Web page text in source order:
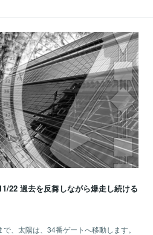
22 過去を反芻しながら爆走し続ける
、太陽は、34番ゲートへ移動します。